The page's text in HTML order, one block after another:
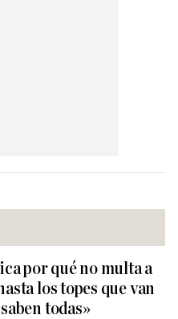
por qué no multa a
los topes que van
todas»